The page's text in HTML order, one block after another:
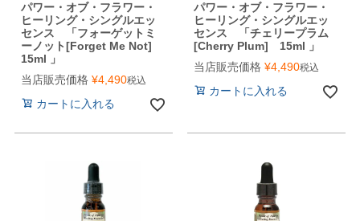
パワー・オブ・フラワー・
ヒーリング・シングルエッ
センス 「フォーゲットミ
ーノット[Forget Me Not]
15ml 」
当店販売価格 ¥4,490税込
カートに入れる
パワー・オブ・フラワー・
ヒーリング・シングルエッ
センス 「チェリープラム
[Cherry Plum] 15ml 」
当店販売価格 ¥4,490税込
カートに入れる